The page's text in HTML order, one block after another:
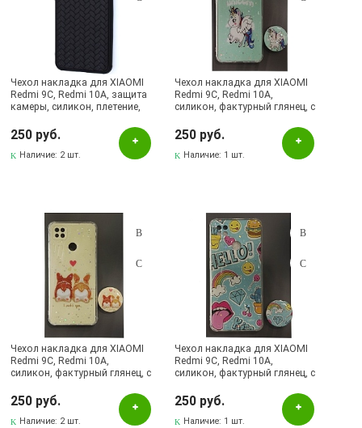
Чехол накладка для XIAOMI
Redmi 9C, Redmi 10A, защита
камеры, силикон, плетение,
250 руб.
Наличие: 2 шт.
Чехол накладка для XIAOMI
Redmi 9C, Redmi 10A,
силикон, фактурный глянец, с
250 руб.
Наличие: 1 шт.
Чехол накладка для XIAOMI
Redmi 9C, Redmi 10A,
силикон, фактурный глянец, с
You
250 руб.
Наличие: 2 шт.
Чехол накладка для XIAOMI
Redmi 9C, Redmi 10A,
силикон, фактурный глянец, с
250 руб.
Наличие: 1 шт.